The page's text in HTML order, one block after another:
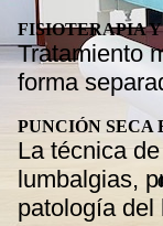
FISIOTERAPIA
Tratamiento
forma
PUNCIÓN SECA
La técnica
lumbalgias,
patología del